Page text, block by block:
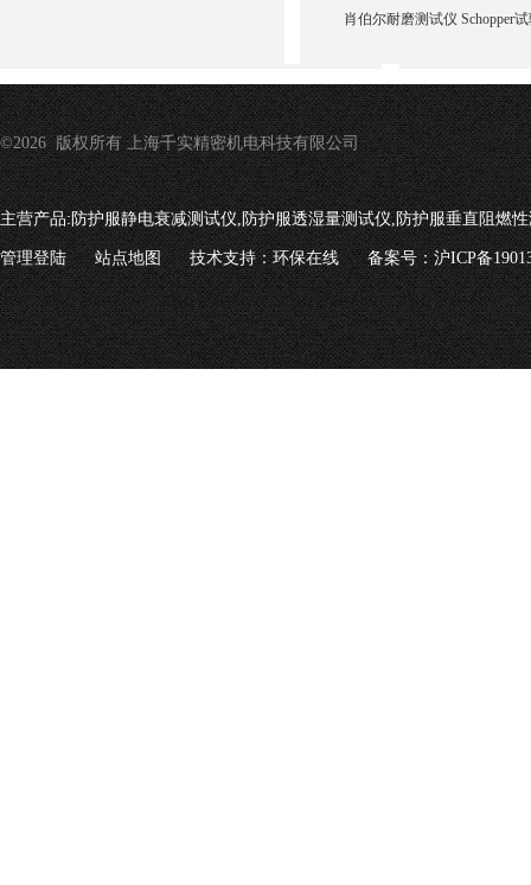
肖伯尔耐磨测试仪 Schopper
©2026 版权所有 上海千实精密机电科技有限公司
主营产品:防护服静电衰减测试仪,防护服透湿量测试仪,防护服垂直阻燃
管理登陆 站点地图 技术支持：环保在线 备案号：沪ICP备